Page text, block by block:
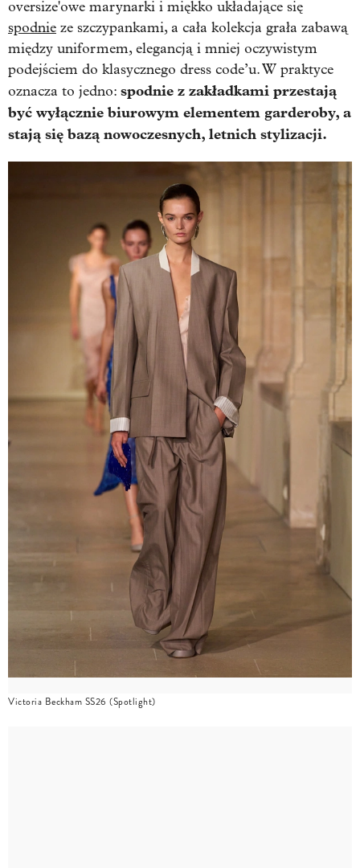
oversize'owe marynarki i miękko układające się
spodnie ze szczypankami, a cała kolekcja grała zabawą
między uniformem, elegancją i mniej oczywistym
podejściem do klasycznego dress code’u. W praktyce
oznacza to jedno: spodnie z zakładkami przestają
być wyłącznie biurowym elementem garderoby, a
stają się bazą nowoczesnych, letnich stylizacji.
Victoria Beckham SS26 (Spotlight)